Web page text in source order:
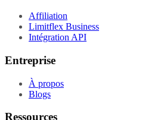
Affiliation
Limitflex Business
Intégration API
Entreprise
À propos
Blogs
Ressources